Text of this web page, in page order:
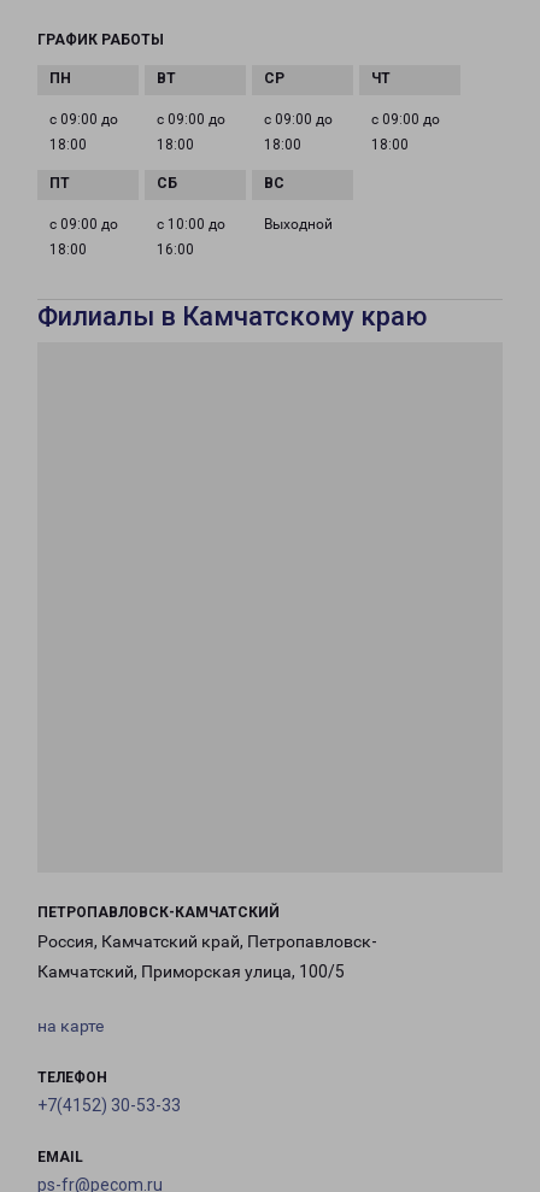
ГРАФИК РАБОТЫ
с 09:00 до
18:00
с 09:00 до
18:00
с 09:00 до
18:00
с 09:00 до
18:00
с 09:00 до
18:00
с 10:00 до
16:00
Выходной
Филиалы в Камчатскому краю
ПЕТРОПАВЛОВСК-КАМЧАТСКИЙ
Россия, Камчатский край, Петропавловск-
Камчатский, Приморская улица, 100/5
на карте
ТЕЛЕФОН
+7(4152) 30-53-33
EMAIL
ps-fr@pecom.ru